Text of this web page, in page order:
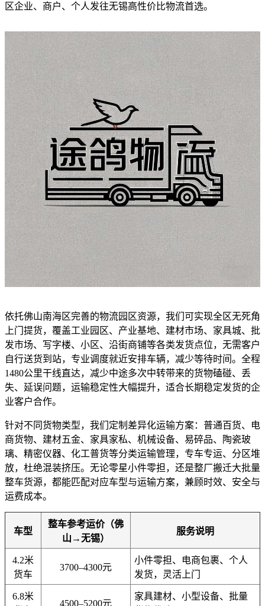
区企业、商户、个人发往无锡高性价比物流首选。
依托佛山南海区完善的物流园区资源，我们可实现全区无死角
上门提货，覆盖工业园区、产业基地、建材市场、家具城、批
发市场、写字楼、小区、沿街商铺等各类发货点位，无需客户
自行送货到站，专业调度就近安排车辆，减少等待时间。全程
1480公里干线直达，减少中途多次中转带来的货物磕碰、丢
失、延误问题，运输稳定性大幅提升，适合长期稳定发货的企
业客户合作。
针对不同货物类型，我们定制差异化运输方案：普通百货、电
商货物、建材五金、家具家私、机械设备、易碎品、陶瓷玻
璃、精密仪器、化工普货等分类运输管理，专车专运、分区堆
放，杜绝混装挤压。无论零星小件零担，还是整厂搬迁大批量
整车货源，都能匹配对应车型与运输方案，兼顾时效、安全与
运费成本。
车型
整车参考运价（佛
山→无锡）
服务说明
4.2米
货车
3700–4300元
小件零担、电商包裹、个人
发货，灵活上门
6.8米
4500–5200元
家具建材、小型设备、批量